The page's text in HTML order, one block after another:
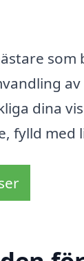
som
dina
fylld med